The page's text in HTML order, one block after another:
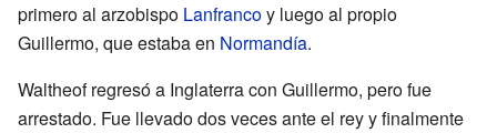
primero al arzobispo Lanfrancoy luego al propio
Guillermo, que estaba en Normandía.
Waltheof regresó a Inglaterra con Guillermo, pero fue
arrestado. Fue llevado dos veces ante el rey y finalmente